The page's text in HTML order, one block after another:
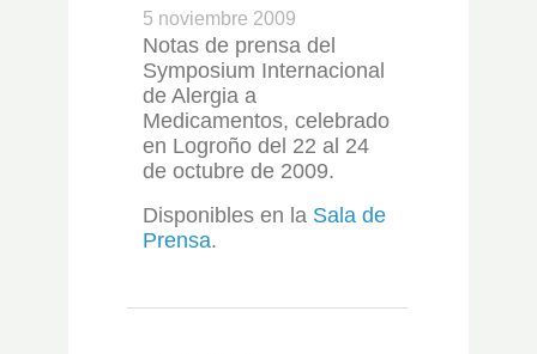
5 noviembre 2009
Notas de prensa del
Symposium Internacional
de Alergia a
Medicamentos, celebrado
en Logroño del 22 al 24
de octubre de 2009.
Disponibles en la Sala de
Prensa.